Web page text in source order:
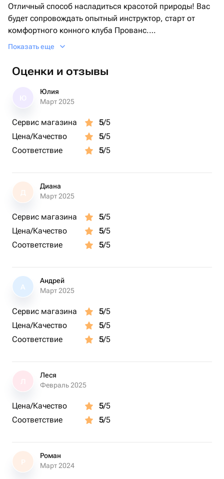
Отличный способ насладиться красотой природы! Вас
будет сопровождать опытный инструктор, старт от
комфортного конного клуба Прованс.
отправкой на указанные Вами контактные данные
* Срок действия сертификата - 1 год с момента
оформления
Показать еще
Оценки и отзывы
Юлия
Март 2025
Сервис магазина 5/5
Цена/Качество
5/5
Соответствие
5/5
Д
Диана
Март 2025
Сервис магазина 5/5
Цена/Качество
5/5
Соответствие
5/5
А
Андрей
Март 2025
Сервис магазина 5/5
Цена/Качество
5/5
Соответствие
5/5
Леся
Февраль 2025
Цена/Качество 5/5
Соответствие
5/5
Р
Роман
Март 2024